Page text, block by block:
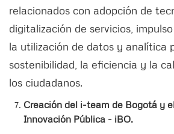
relacionados con adopción de
digitalización de servicios,
la utilización de datos y analítica
sostenibilidad, la eficiencia y la
los ciudadanos.
Creación del i-team de Bogotá y
Innovación Pública - iBO.